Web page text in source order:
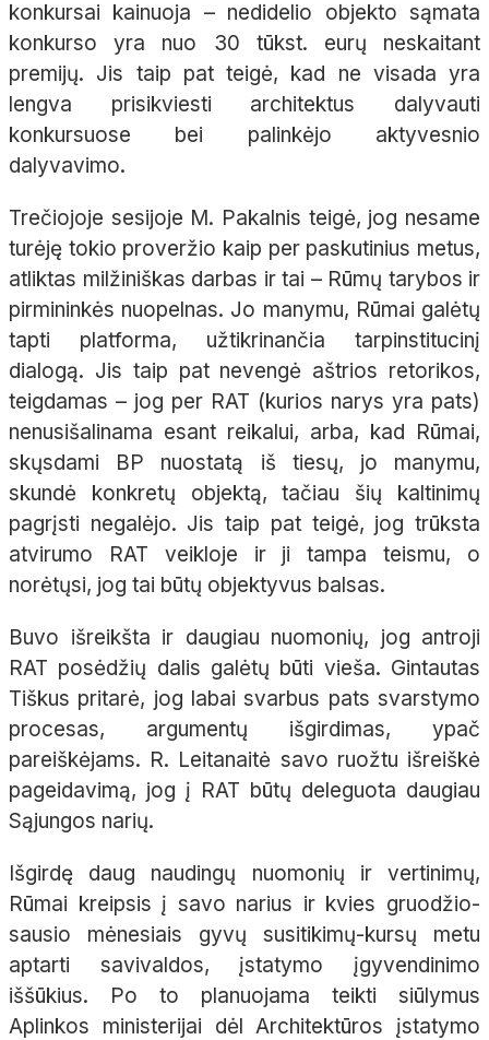
konkursai kainuoja – nedidelio objekto sąmata
konkurso yra nuo 30 tūkst. eurų neskaitant
premijų. Jis taip pat teigė, kad ne visada yra
lengva prisikviesti architektus dalyvauti
konkursuose bei palinkėjo aktyvesnio
dalyvavimo.
Trečiojoje sesijoje M. Pakalnis teigė, jog nesame
turėję tokio proveržio kaip per paskutinius metus,
atliktas milžiniškas darbas ir tai – Rūmų tarybos ir
pirmininkės nuopelnas. Jo manymu, Rūmai galėtų
tapti platforma, užtikrinančia tarpinstitucinį
dialogą. Jis taip pat nevengė aštrios retorikos,
teigdamas – jog per RAT (kurios narys yra pats)
nenusišalinama esant reikalui, arba, kad Rūmai,
skųsdami BP nuostatą iš tiesų, jo manymu,
skundė konkretų objektą, tačiau šių kaltinimų
pagrįsti negalėjo. Jis taip pat teigė, jog trūksta
atvirumo RAT veikloje ir ji tampa teismu, o
norėtųsi, jog tai būtų objektyvus balsas.
Buvo išreikšta ir daugiau nuomonių, jog antroji
RAT posėdžių dalis galėtų būti vieša. Gintautas
Tiškus pritarė, jog labai svarbus pats svarstymo
procesas, argumentų išgirdimas, ypač
pareiškėjams. R. Leitanaitė savo ruožtu išreiškė
pageidavimą, jog į RAT būtų deleguota daugiau
Sąjungos narių.
Išgirdę daug naudingų nuomonių ir vertinimų,
Rūmai kreipsis į savo narius ir kvies gruodžio-
sausio mėnesiais gyvų susitikimų-kursų metu
aptarti savivaldos, įstatymo įgyvendinimo
iššūkius. Po to planuojama teikti siūlymus
Aplinkos ministerijai dėl Architektūros įstatymo